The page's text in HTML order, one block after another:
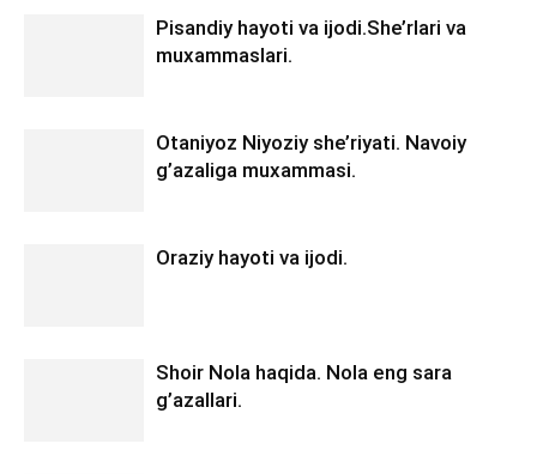
Pisandiy hayoti va ijodi.She’rlari va
muxammaslari.
Otaniyoz Niyoziy she’riyati. Navoiy
g’azaliga muxammasi.
Oraziy hayoti va ijodi.
Shoir Nola haqida. Nola eng sara
g’azallari.